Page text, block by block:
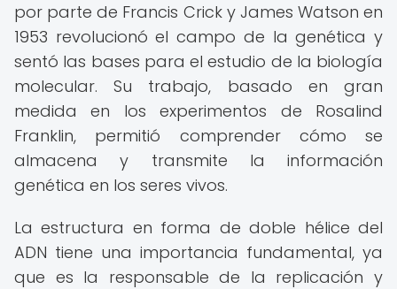
por parte de Francis Crick y James Watson en
1953 revolucionó el campo de la genética y
sentó las bases para el estudio de la biología
molecular. Su trabajo, basado en gran
medida en los experimentos de Rosalind
Franklin, permitió comprender cómo se
almacena y transmite la información
genética en los seres vivos.
La estructura en forma de doble hélice del
ADN tiene una importancia fundamental, ya
que es la responsable de la replicación y